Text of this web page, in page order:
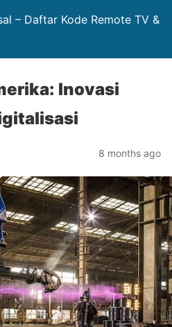
– Daftar Kode Remote TV &
Inovasi
8 months ago